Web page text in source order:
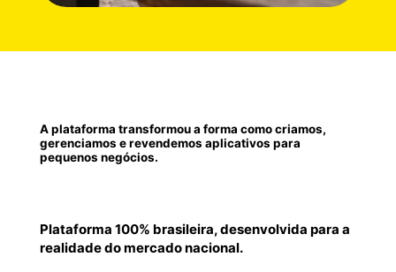
A plataforma transformou a forma como criamos,
gerenciamos e revendemos aplicativos para
pequenos negócios.
Plataforma 100% brasileira, desenvolvida para a
realidade do mercado nacional.